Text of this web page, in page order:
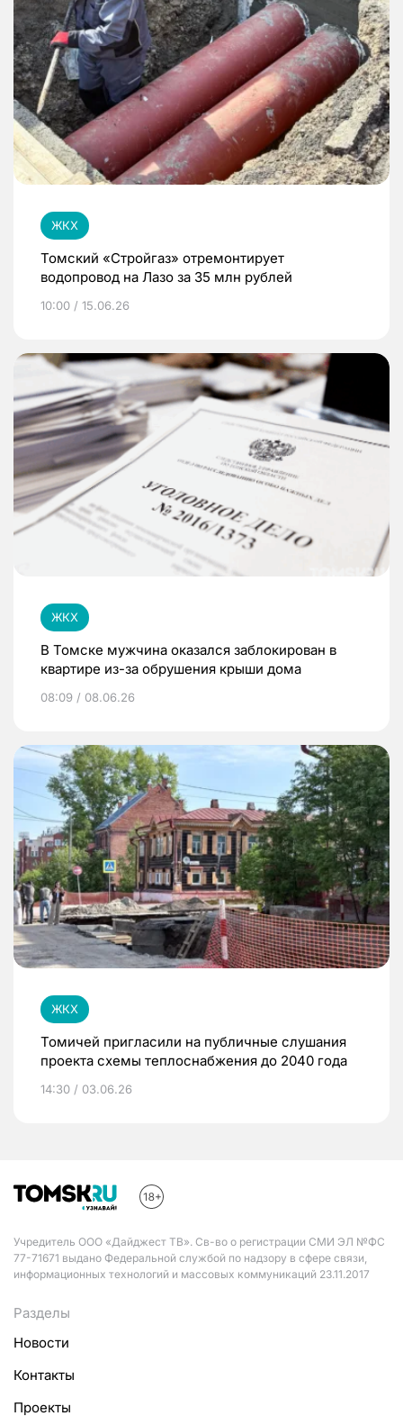
ЖКХ
Томский «Стройгаз» отремонтирует
водопровод на Лазо за 35 млн рублей
10:00 / 15.06.26
ЖКХ
В Томске мужчина оказался заблокирован в
квартире из-за обрушения крыши дома
08:09 / 08.06.26
ЖКХ
Томичей пригласили на публичные слушания
проекта схемы теплоснабжения до 2040 года
14:30 / 03.06.26
Учредитель ООО «Дайджест ТВ». Св-во о регистрации СМИ ЭЛ №ФС
77-71671 выдано Федеральной службой по надзору в сфере связи,
информационных технологий и массовых коммуникаций 23.11.2017
Разделы
Новости
Контакты
Проекты